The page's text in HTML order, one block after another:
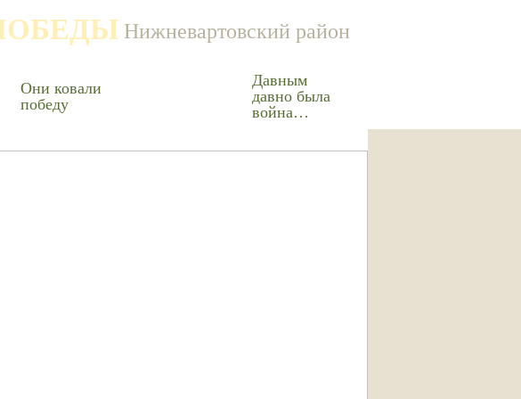
Нижневартовский район
Они ковали
победу
Давным
давно была
война…